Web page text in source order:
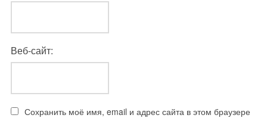
Веб-сайт:
Сохранить моё имя, email и адрес сайта в этом браузере